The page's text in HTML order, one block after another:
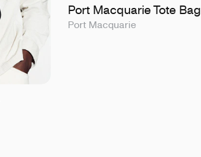
Port Macquarie Tote Bag
Port Macquarie